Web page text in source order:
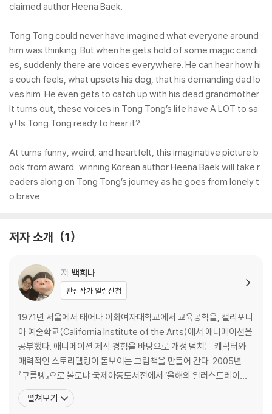
claimed author Heena Baek.
Tong Tong could never have imagined what everyone around
him was thinking. But when he gets hold of some magic candi
es, suddenly there are voices everywhere. He can hear how hi
s couch feels, what upsets his dog, that his demanding dad lo
ves him. He even gets to catch up with his dead grandmother.
It turns out, these voices in Tong Tong’s life have A LOT to sa
y! Is Tong Tong ready to hear it?
At turns funny, weird, and heartfelt, this imaginative picture b
ook from award-winning Korean author Heena Baek will take r
eaders along on Tong Tong’s journey as he goes from lonely t
o brave.
저자 소개 1
저 백희나
관심작가 알림신청
1971년 서울에서 태어나 이화여자대학교에서 교육공학을, 캘리포니
아 예술학교(California Institute of the Arts)에서 애니메이션을
공부했다. 애니메이션 제작 경험을 바탕으로 개성 넘치는 캐릭터와
매력적인 스토리텔링이 돋보이는 그림책을 만들어 간다. 2005년
『구름빵』으로 볼로냐 국제아동도서전에서 ‘올해의 일러스트레이
터’로 선정되면서 이름을 알리기 시작했으며, 2012년과 2013년에는
『장수탕 선녀님』으로 한국출판문화상과 창원아동문학상을 동시에
펼쳐보기